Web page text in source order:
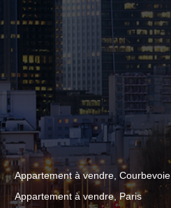
Appartement à vendre, Courbevoie
Appartement à vendre, Paris